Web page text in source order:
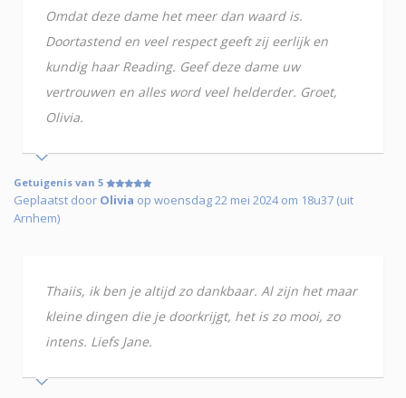
Omdat deze dame het meer dan waard is.
Doortastend en veel respect geeft zij eerlijk en
kundig haar Reading. Geef deze dame uw
vertrouwen en alles word veel helderder. Groet,
Olivia.
Getuigenis van 5
Geplaatst door Olivia op woensdag 22 mei 2024 om 18u37 (uit
Arnhem)
Thaiis, ik ben je altijd zo dankbaar. Al zijn het maar
kleine dingen die je doorkrijgt, het is zo mooi, zo
intens. Liefs Jane.